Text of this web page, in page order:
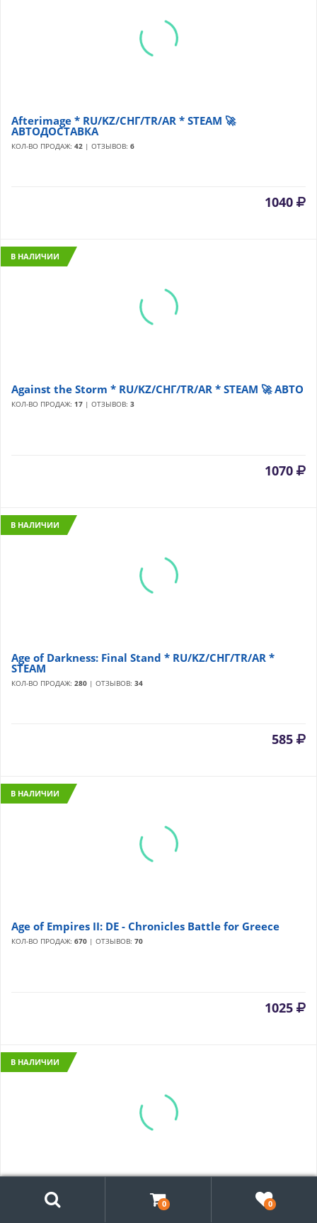
Afterimage * RU/KZ/СНГ/TR/AR * STEAM 🚀
АВТОДОСТАВКА
КОЛ-ВО ПРОДАЖ: 42 | ОТЗЫВОВ: 6
1040
В НАЛИЧИИ
Against the Storm * RU/KZ/СНГ/TR/AR * STEAM 🚀 АВТО
КОЛ-ВО ПРОДАЖ: 17 | ОТЗЫВОВ: 3
1070
В НАЛИЧИИ
Age of Darkness: Final Stand * RU/KZ/СНГ/TR/AR *
STEAM
КОЛ-ВО ПРОДАЖ: 280 | ОТЗЫВОВ: 34
585
В НАЛИЧИИ
Age of Empires II: DE - Chronicles Battle for Greece
КОЛ-ВО ПРОДАЖ: 670 | ОТЗЫВОВ: 70
1025
В НАЛИЧИИ
Age of Empires II: DE - Chronicles: Alexander the Great
КОЛ-ВО ПРОДАЖ:
0 0